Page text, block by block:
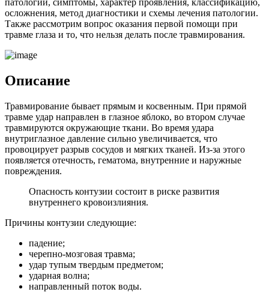
осложнения, метод диагностики и схемы лечения патологии.
Также рассмотрим вопрос оказания первой помощи при
травме глаза и то, что нельзя делать после травмирования.
Описание
Травмирование бывает прямым и косвенным. При прямой
травме удар направлен в глазное яблоко, во втором случае
травмируются окружающие ткани. Во время удара
внутриглазное давление сильно увеличивается, что
провоцирует разрыв сосудов и мягких тканей. Из-за этого
появляется отечность, гематома, внутренние и наружные
повреждения.
Опасность контузии состоит в риске развития
внутреннего кровоизлияния.
Причины контузии следующие:
падение;
черепно-мозговая травма;
удар тупым твердым предметом;
ударная волна;
направленный поток воды.